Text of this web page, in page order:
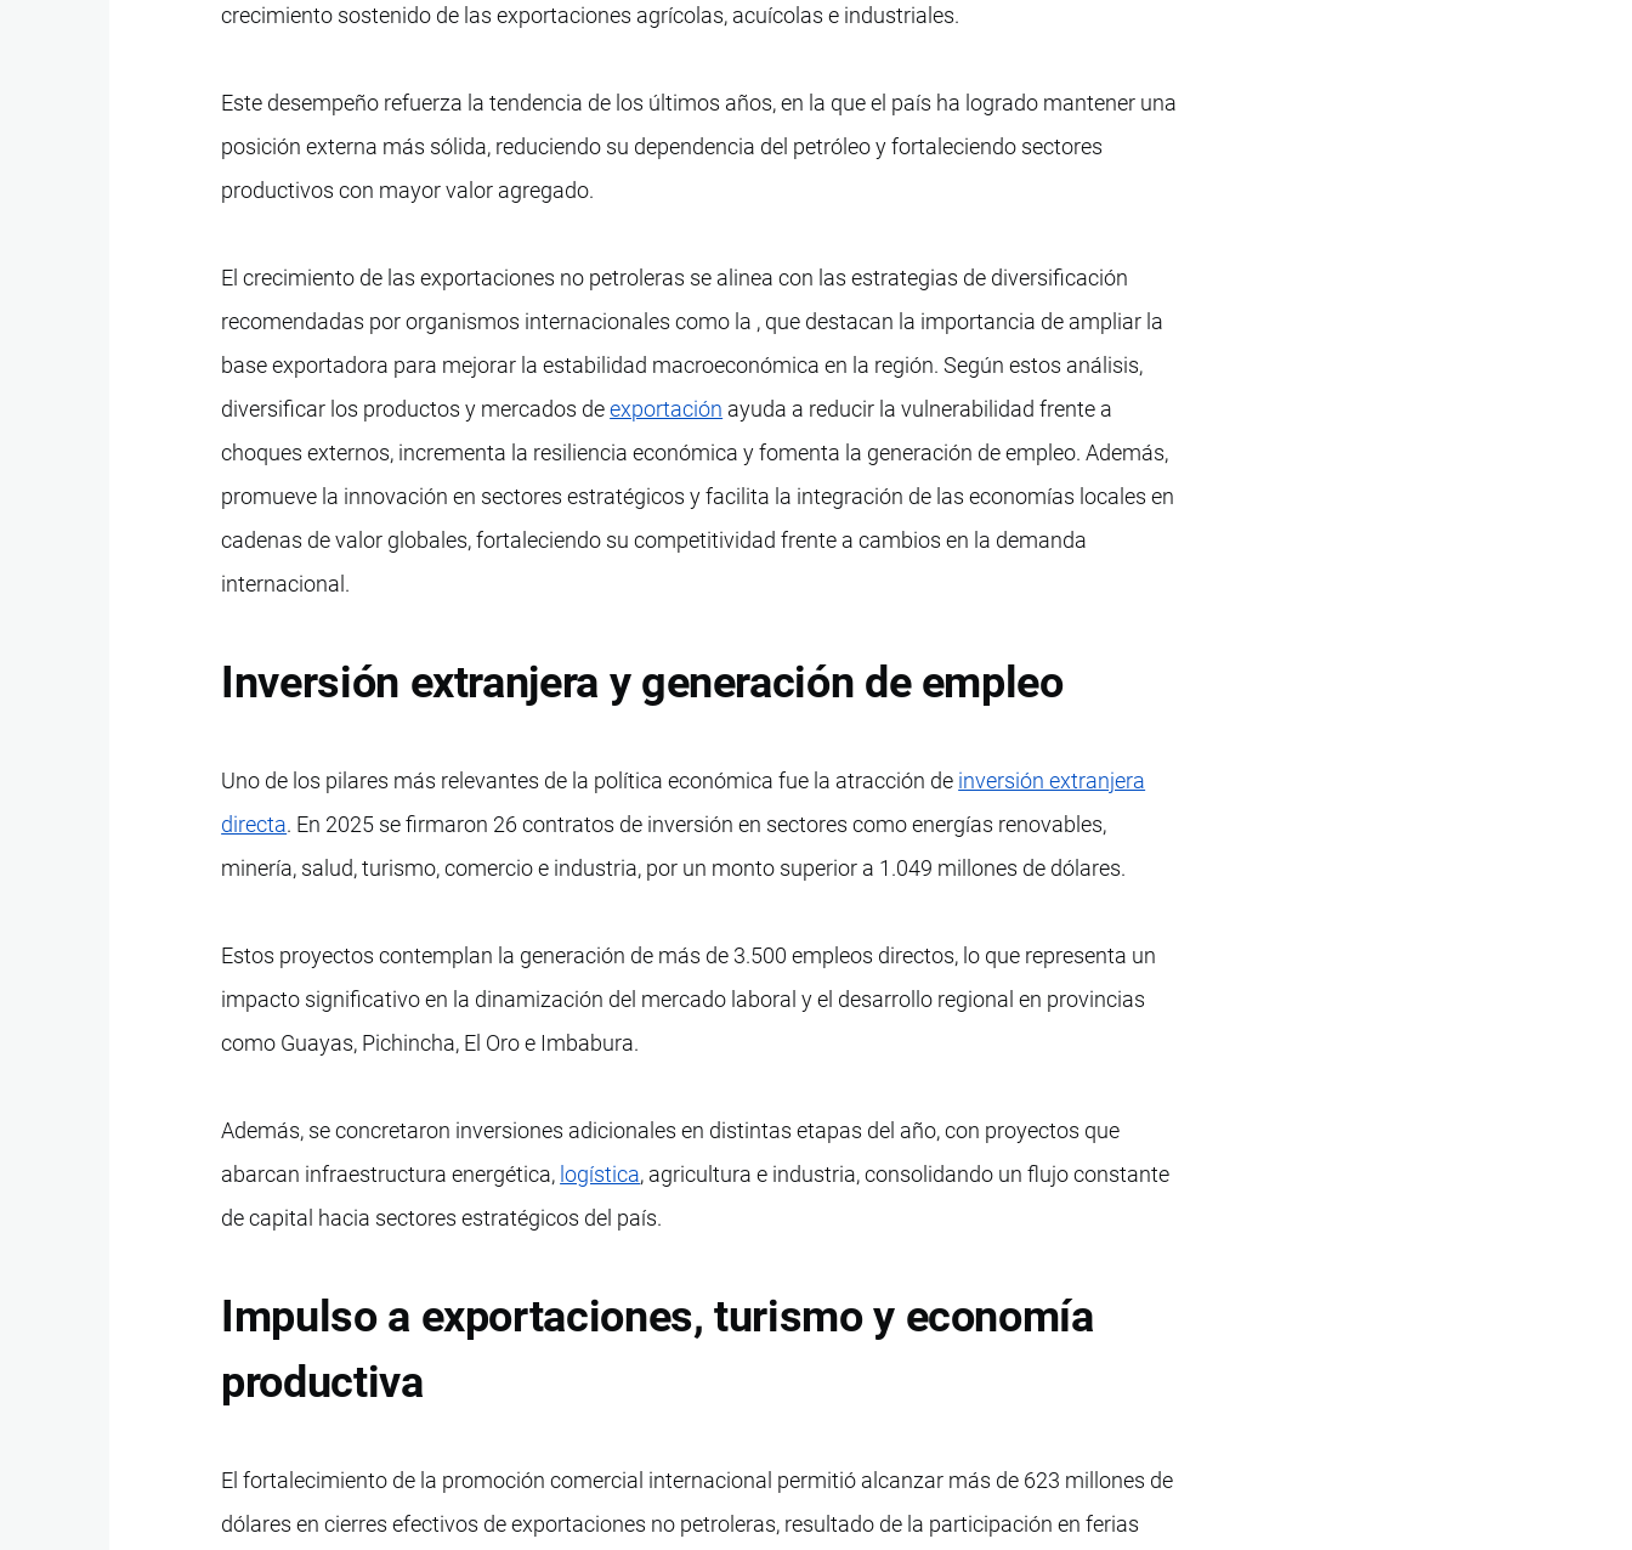
crecimiento sostenido de las exportaciones agrícolas, acuícolas e industriales.
Este desempeño refuerza la tendencia de los últimos años, en la que el país ha logrado mantener una
posición externa más sólida, reduciendo su dependencia del petróleo y fortaleciendo sectores
productivos con mayor valor agregado.
El crecimiento de las exportaciones no petroleras se alinea con las estrategias de diversificación
recomendadas por organismos internacionales como la , que destacan la importancia de ampliar la
base exportadora para mejorar la estabilidad macroeconómica en la región. Según estos análisis,
diversificar los productos y mercados deexportación ayuda a reducir la vulnerabilidad frente a
choques externos, incrementa la resiliencia económica y fomenta la generación de empleo. Además,
promueve la innovación en sectores estratégicos y facilita la integración de las economías locales en
cadenas de valor globales, fortaleciendo su competitividad frente a cambios en la demanda
internacional.
Inversión extranjera y generación de empleo
Uno de los pilares más relevantes de la política económica fue la atracción de inversión extranjera
directa. En 2025 se firmaron 26 contratos de inversión en sectores como energías renovables,
minería, salud, turismo, comercio e industria, por un monto superior a 1.049 millones de dólares.
Estos proyectos contemplan la generación de más de 3.500 empleos directos, lo que representa un
impacto significativo en la dinamización del mercado laboral y el desarrollo regional en provincias
como Guayas, Pichincha, El Oro e Imbabura.
Además, se concretaron inversiones adicionales en distintas etapas del año, con proyectos que
abarcan infraestructura energética, logística, agricultura e industria, consolidando un flujo constante
de capital hacia sectores estratégicos del país.
Impulso a exportaciones, turismo y economía
productiva
El fortalecimiento de la promoción comercial internacional permitió alcanzar más de 623 millones de
dólares en cierres efectivos de exportaciones no petroleras, resultado de la participación en ferias